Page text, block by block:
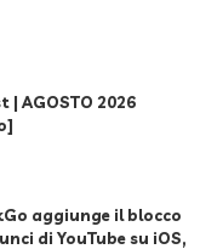
| AGOSTO 2026
aggiunge il blocco
di YouTube su iOS,